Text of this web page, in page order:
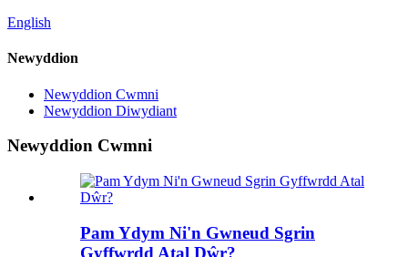
English
Newyddion
Newyddion Cwmni
Newyddion Diwydiant
Newyddion Cwmni
Pam Ydym Ni'n Gwneud Sgrin
Gyffwrdd Atal Dŵr?